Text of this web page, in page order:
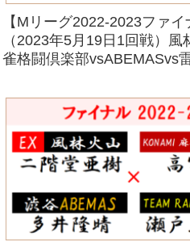
【Mリーグ2022-2023ファイ
（2023年5月19日1回戦）風
雀格闘倶楽部vsABEMASvs